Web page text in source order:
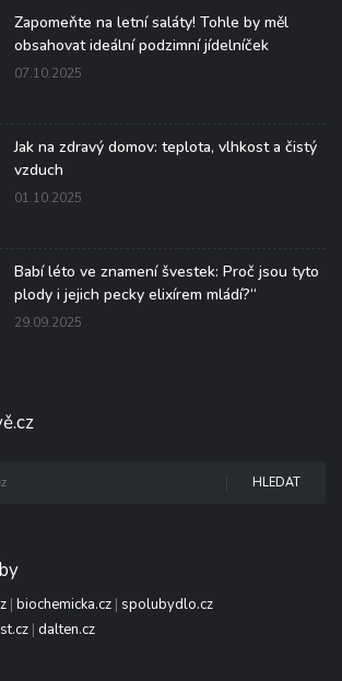
Zapomeňte na letní saláty! Tohle by měl
obsahovat ideální podzimní jídelníček
07.10.2025
Jak na zdravý domov: teplota, vlhkost a čistý
vzduch
01.10.2025
Babí léto ve znamení švestek: Proč jsou tyto
plody i jejich pecky elixírem mládí?“
29.09.2025
HLEDAT
| biochemicka.cz | spolubydlo.cz
| dalten.cz